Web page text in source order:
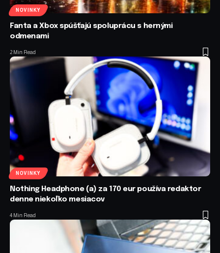
NOVINKY
Fanta a Xbox spúšťajú spoluprácu s hernými
odmenami
2 Min Read
NOVINKY
Nothing Headphone (a) za 170 eur používa redaktor
denne niekoľko mesiacov
4 Min Read